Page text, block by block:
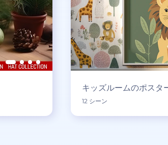
キッズルームのポスタ
12 シーン